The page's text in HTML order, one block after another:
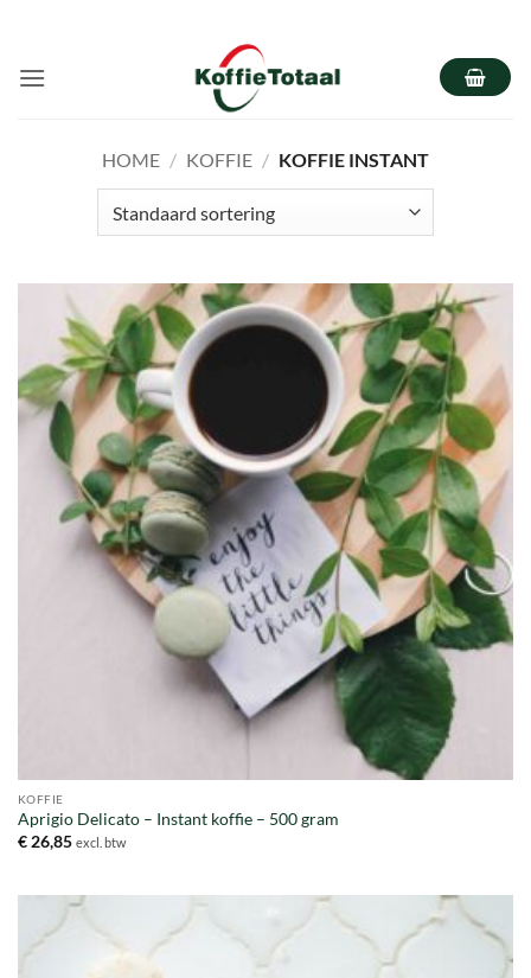
inhoud
HOME / KOFFIE / KOFFIE INSTANT
KOFFIE
Aprigio Delicato – Instant koffie – 500 gram
€26,85 excl. btw